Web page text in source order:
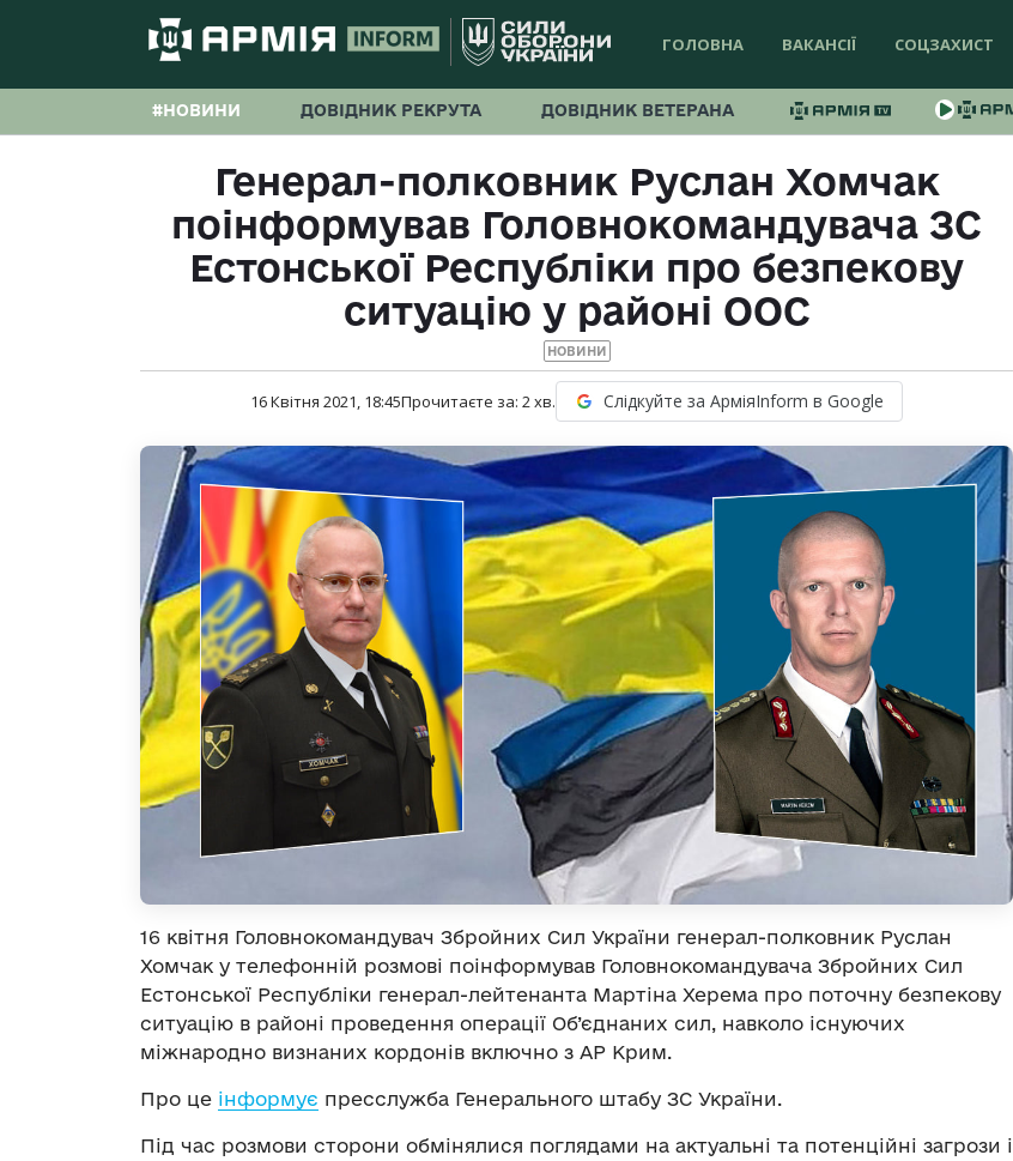
ГОЛОВНА ВАКАНСІЇ СОЦЗАХИСТ
#НОВИНИ ДОВІДНИК РЕКРУТА ДОВІДНИК ВЕТЕРАНА
Генерал-полковник Руслан Хомчак
поінформував Головнокомандувача ЗС
Естонської Республіки про безпекову
ситуацію у районі ООС
НОВИНИ
16 Квітня 2021, 18:45Прочитаєте за: 2хв. Слідкуйте за АрміяInform в Google
16 квітня Головнокомандувач Збройних Сил України генерал-полковник Руслан
Хомчак у телефонній розмові поінформував Головнокомандувача Збройних Сил
Естонської Республіки генерал-лейтенанта Мартіна Херема про поточну безпекову
ситуацію в районі проведення операції Об’єднаних сил, навколо існуючих
міжнародно визнаних кордонів включно з АР Крим.
Про це інформує пресслужба Генерального штабу ЗС України.
Під час розмови сторони обмінялися поглядами на актуальні та потенційні загрози і